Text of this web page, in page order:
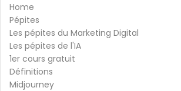
Home
Pépites
Les pépites du Marketing Digital
Les pépites de l'IA
1er cours gratuit
Définitions
Midjourney